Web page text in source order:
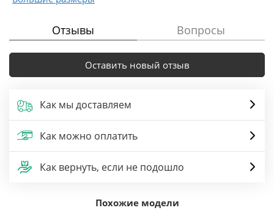
Отзывы Вопросы
Оставить новый отзыв
Как мы доставляем
Как можно оплатить
Как вернуть, если не подошло
Похожие модели